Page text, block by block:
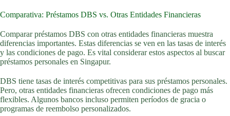
Comparativa: Préstamos DBS vs. Otras Entidades Financieras
Comparar préstamos DBS con otras entidades financieras muestra
diferencias importantes. Estas diferencias se ven en las tasas de interés
y las condiciones de pago. Es vital considerar estos aspectos al buscar
préstamos personales en Singapur.
DBS tiene tasas de interés competitivas para sus préstamos personales.
Pero, otras entidades financieras ofrecen condiciones de pago más
flexibles. Algunos bancos incluso permiten períodos de gracia o
programas de reembolso personalizados.